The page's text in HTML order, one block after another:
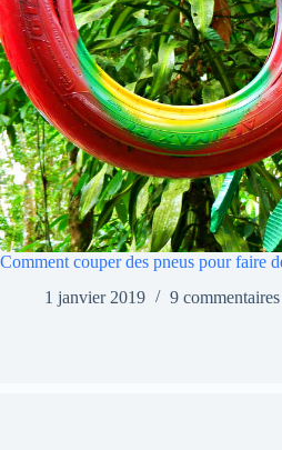
Comment couper des pneus pour faire
1 janvier 2019
9 commentaires